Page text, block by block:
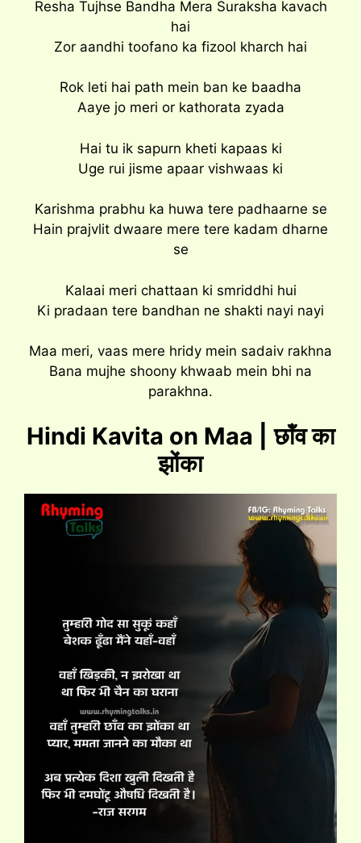
Resha Tujhse Bandha Mera Suraksha kavach
hai
Zor aandhi toofano ka fizool kharch hai
Rok leti hai path mein ban ke baadha
Aaye jo meri or kathorata zyada
Hai tu ik sapurn kheti kapaas ki
Uge rui jisme apaar vishwaas ki
Karishma prabhu ka huwa tere padhaarne se
Hain prajvlit dwaare mere tere kadam dharne
se
Kalaai meri chattaan ki smriddhi hui
Ki pradaan tere bandhan ne shakti nayi nayi
Maa meri, vaas mere hridy mein sadaiv rakhna
Bana mujhe shoony khwaab mein bhi na
parakhna.
Hindi Kavita on Maa |
छॉंव का
झोंका